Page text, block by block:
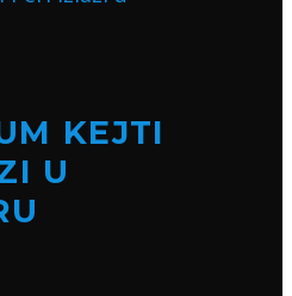
KEJTI
U